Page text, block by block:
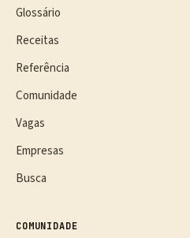
Glossário
Receitas
Referência
Comunidade
Vagas
Empresas
Busca
COMUNIDADE